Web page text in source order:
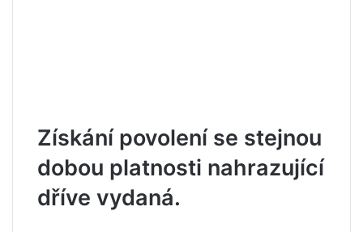
Získání povolení se stejnou
dobou platnosti nahrazující
dříve vydaná.